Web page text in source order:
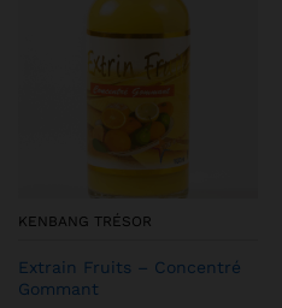
KENBANG TRÉSOR
Extrain Fruits – Concentré
Gommant